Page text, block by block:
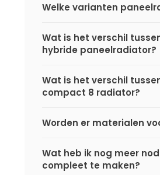
Welke varianten
Wat is het verschil
hybride paneelradiator?
Wat is het verschil
compact 8 radiator?
Worden er materialen
Wat heb ik nog meer
compleet te maken?